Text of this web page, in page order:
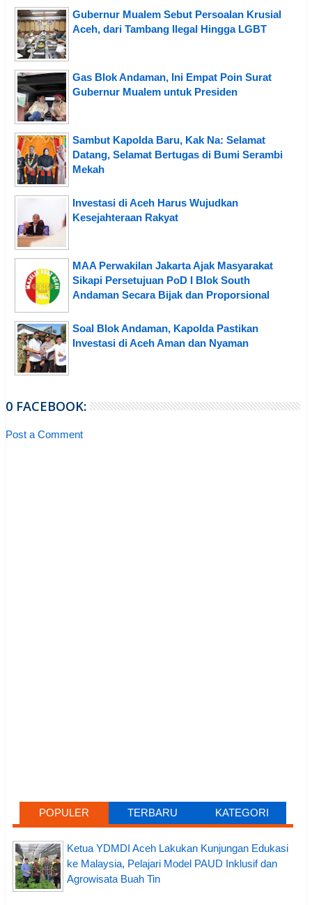
Gubernur Mualem Sebut Persoalan Krusial
Aceh, dari Tambang Ilegal Hingga LGBT
Gas Blok Andaman, Ini Empat Poin Surat
Gubernur Mualem untuk Presiden
Sambut Kapolda Baru, Kak Na: Selamat
Datang, Selamat Bertugas di Bumi Serambi
Mekah
Investasi di Aceh Harus Wujudkan
Kesejahteraan Rakyat
MAA Perwakilan Jakarta Ajak Masyarakat
Sikapi Persetujuan PoD I Blok South
Andaman Secara Bijak dan Proporsional
Soal Blok Andaman, Kapolda Pastikan
Investasi di Aceh Aman dan Nyaman
0 FACEBOOK:
Post a Comment
POPULER TERBARU KATEGORI
Ketua YDMDI Aceh Lakukan Kunjungan Edukasi
ke Malaysia, Pelajari Model PAUD Inklusif dan
Agrowisata Buah Tin